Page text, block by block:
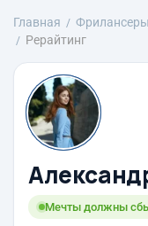
Главная Фрилансеры
Рерайтинг
Мечты должны